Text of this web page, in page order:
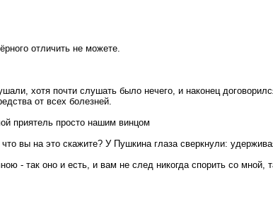
отличить не можете.
хотя почти слушать было нечего, и наконец
от всех болезней.
приятель просто нашим винцом
вы на это скажите? У Пушкина глаза сверкнули:
- так оно и есть, и вам не след никогда спорить со мной,